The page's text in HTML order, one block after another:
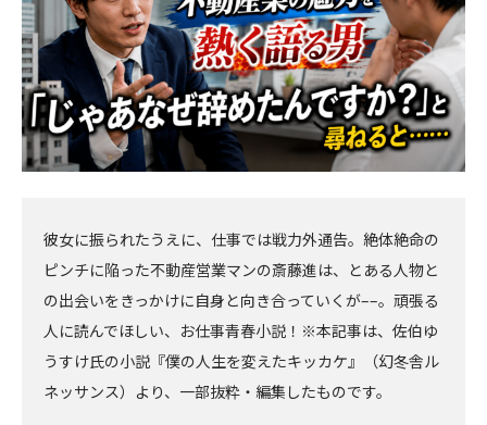
彼女に振られたうえに、仕事では戦力外通告。絶体絶命の
ピンチに陥った不動産営業マンの斎藤進は、とある人物と
の出会いをきっかけに自身と向き合っていくが––。頑張る
人に読んでほしい、お仕事青春小説！※本記事は、佐伯ゆ
うすけ氏の小説『僕の人生を変えたキッカケ』（幻冬舎ル
ネッサンス）より、一部抜粋・編集したものです。